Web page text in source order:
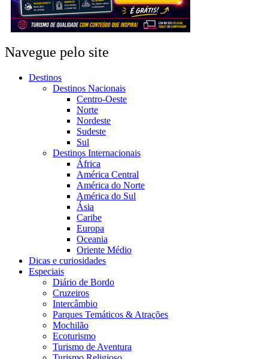
Navegue pelo site
Destinos
Destinos Nacionais
Centro-Oeste
Norte
Nordeste
Sudeste
Sul
Destinos Internacionais
África
América Central
América do Norte
América do Sul
Ásia
Caribe
Europa
Oceania
Oriente Médio
Dicas e curiosidades
Especiais
Diário de Bordo
Cruzeiros
Intercâmbio
Parques Temáticos & Atrações
Mochilão
Ecoturismo
Turismo de Aventura